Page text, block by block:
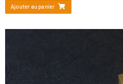
Ajouter au panier